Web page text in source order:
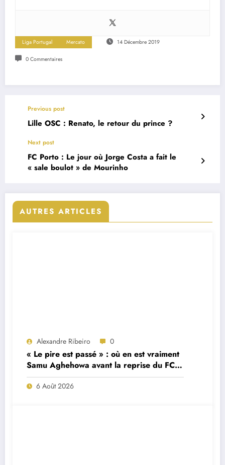
Liga Portugal Mercato 14 Décembre 2019
0 Commentaires
Previous post
Lille OSC : Renato, le retour du prince ?
Next post
FC Porto : Le jour où Jorge Costa a fait le
« sale boulot » de Mourinho
AUTRES ARTICLES
Alexandre Ribeiro 0
« Le pire est passé » : où en est vraiment
Samu Aghehowa avant la reprise du FC
Porto ?
6 Août 2026